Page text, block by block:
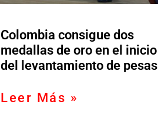
Colombia consigue dos
medallas de oro en el inicio
del levantamiento de pesas
Leer Más »